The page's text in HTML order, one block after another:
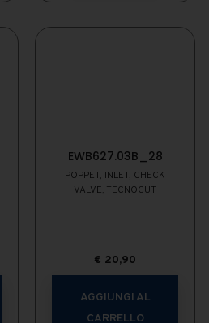
EWB627.03B_28
POPPET, INLET, CHECK
VALVE, TECNOCUT
€ 20,90
AGGIUNGI AL
CARRELLO